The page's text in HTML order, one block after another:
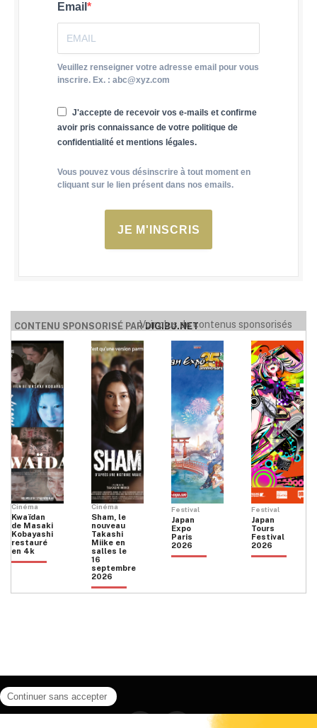
Email
Veuillez renseigner votre adresse email pour vous
inscrire. Ex. : abc@xyz.com
J'accepte de recevoir vos e-mails et confirme
avoir pris connaissance de votre politique de
confidentialité et mentions légales.
Vous pouvez vous désinscrire à tout moment en
cliquant sur le lien présent dans nos emails.
JE M'INSCRIS
CONTENU SPONSORISÉ PARDIGIBU.NET
Voir plus de contenus sponsorisés
Cinéma
Kwaïdan
de Masaki
Kobayashi
restauré
en 4k
Cinéma
Sham, le
nouveau
Takashi
Miike en
salles le
16
septembre
2026
Festival
Japan
Expo
Paris
2026
Festival
Japan
Tours
Festival
2026